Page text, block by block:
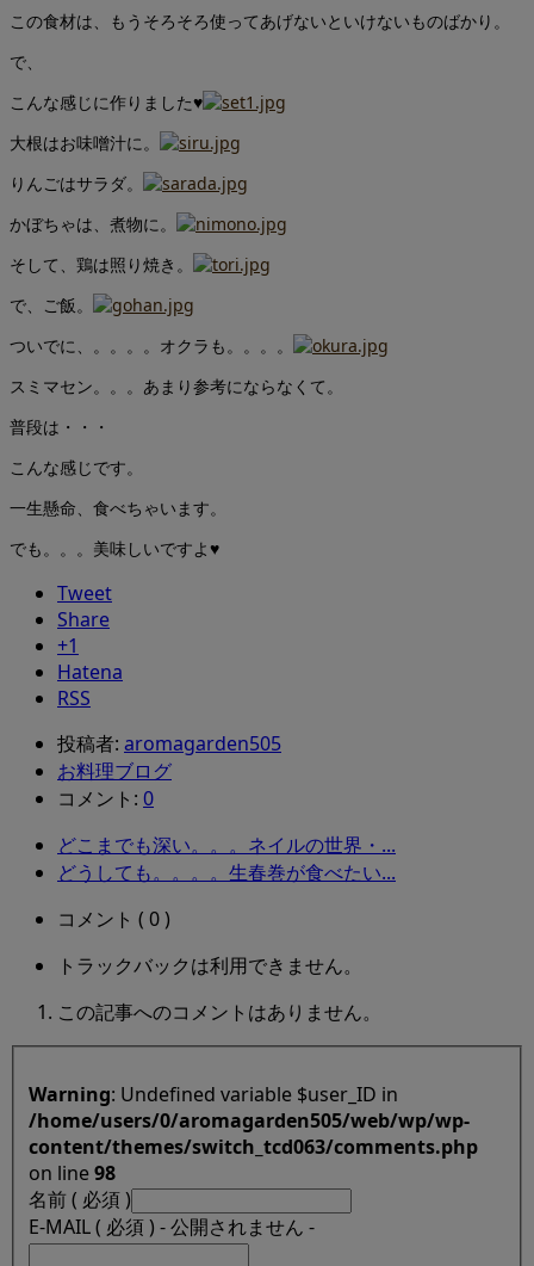
この食材は、もうそろそろ使ってあげないといけないものばかり。
で、
こんな感じに作りました♥
大根はお味噌汁に。
りんごはサラダ。
かぼちゃは、煮物に。
そして、鶏は照り焼き。
で、ご飯。
ついでに、。。。。オクラも。。。。
スミマセン。。。あまり参考にならなくて。
普段は・・・
こんな感じです。
一生懸命、食べちゃいます。
でも。。。美味しいですよ♥
Tweet
Share
+1
Hatena
RSS
投稿者: aromagarden505
お料理ブログ
コメント: 0
どこまでも深い。。。ネイルの世界・...
どうしても。。。。生春巻が食べたい...
コメント ( 0 )
トラックバックは利用できません。
この記事へのコメントはありません。
Warning : Undefined variable $user_ID in
/home/users/0/aromagarden505/web/wp/wp-
content/themes/switch_tcd063/comments.php
on line98
名前 ( 必須 )
E-MAIL ( 必須 ) - 公開されません -